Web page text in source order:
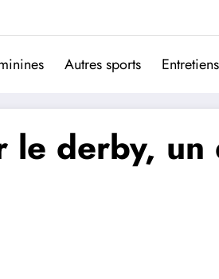
portugais
Autres sports Entretiens
le derby, un